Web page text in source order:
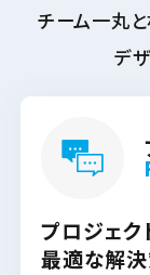
チーム一丸
デ
プロジェク
最適な解決